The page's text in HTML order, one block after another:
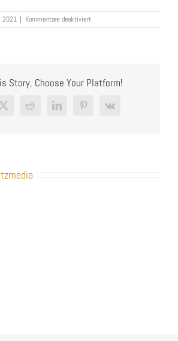
2021 | Kommentare deaktiviertfür
LS_Werbefotograf
Leingarten_NUTZMEDIA_Bernd
Story, Choose Your Platform!
X RedditLinkedInPinterest
Vk